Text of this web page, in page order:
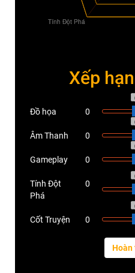
Xếp
Đồ họa 0
Âm Thanh 0
Gameplay 0
Tính Đột
Phá
0
Cốt Truyện 0